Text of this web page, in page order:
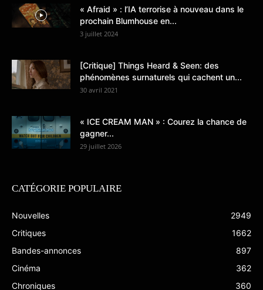
« Afraid » : l’IA terrorise à nouveau dans le
prochain Blumhouse en...
3 juillet 2024
[Critique] Things Heard & Seen: des
phénomènes surnaturels qui cachent un...
30 avril 2021
« ICE CREAM MAN » : Courez la chance de
gagner...
29 juillet 2026
CATÉGORIE POPULAIRE
Nouvelles
2949
Critiques
1662
Bandes-annonces
897
Cinéma
362
Chroniques
360